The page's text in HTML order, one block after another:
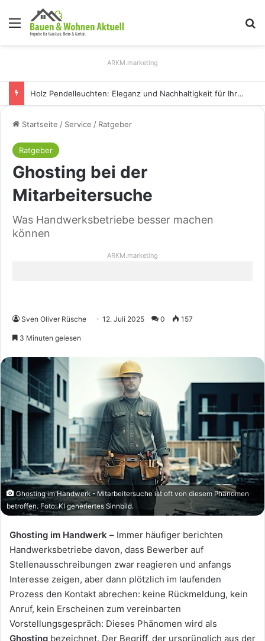
Menü
ARKM.marketing
Holz Pendelleuchten: Eleganz und Nachhaltigkeit für Ihr Zuhause
Startseite / Service / Ratgeber
Ratgeber
Ghosting bei der
Mitarbeitersuche
Was Handwerksbetriebe besser machen
können
ARKM.marketing
Sven Oliver Rüsche 12. Juli 2025 0 157
3 Minuten gelesen
Ghosting im Handwerk - Mitarbeitersuche ist oft von diesem Phänomen
betroffen. Foto: KI generiertes Sinnbild.
Ghosting im Handwerk – Immer häufiger berichten
Handwerksbetriebe davon, dass Bewerber auf
Stellenausschreibungen zwar reagieren und anfangs
Interesse zeigen, aber dann plötzlich im laufenden
Prozess den Kontakt abrechen: keine Rückmeldung, kein
Anruf, kein Erscheinen zum vereinbarten
Vorstellungsgespräch: Dieses Phänomen wird als
Ghosting bezeichnet. Der Begriff, der ursprünglich aus der